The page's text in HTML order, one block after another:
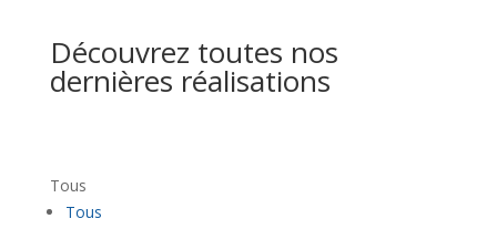
Découvrez toutes nos
dernières réalisations
Tous
Tous